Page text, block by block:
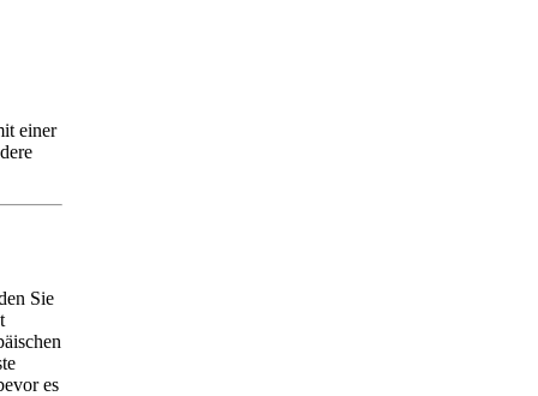
einer
Sie
es